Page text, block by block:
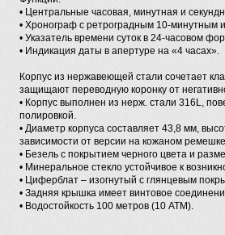
• Центральные часовая, минутная и
• Хронограф с ретроградным 10-минутным
• Указатель времени суток в 24-часовом
• Индикация даты в апертуре на «4 часах».
Корпус из нержавеющей стали сочетает
защищают переводную коронку от
• Корпус выполнен из нерж. стали 316L,
полировкой.
• Диаметр корпуса составляет 43,8 мм,
зависимости от версии на кожаном
• Безель с покрытием черного цвета и
• Минеральное стекло устойчивое к
• Циферблат – изогнутый с глянцевым
• Задняя крышка имеет винтовое
• Водостойкость 100 метров (10 АТМ).